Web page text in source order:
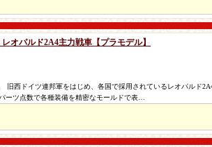
オパルド2A4主力戦車【プラモデル】
旧西ドイツ連邦軍をはじめ、各国で採用されているレオパルド
ーツ点数で各種装備を精密なモールドで表…